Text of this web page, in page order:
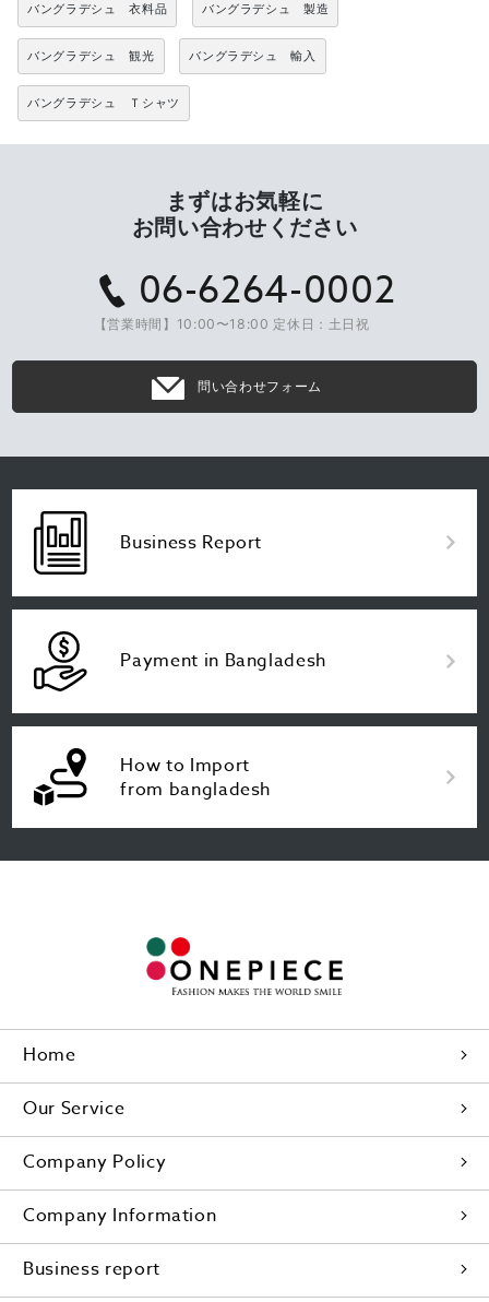
バングラデシュ 衣料品 バングラデシュ 製造
バングラデシュ 観光 バングラデシュ 輸入
バングラデシュ Ｔシャツ
まずはお気軽に
お問い合わせください
06-6264-0002
【営業時間】10:00〜18:00 定休日：土日祝
問い合わせフォーム
Business Report
Payment in Bangladesh
How to Import
from bangladesh
Home
Our Service
Company Policy
Company Information
Business report